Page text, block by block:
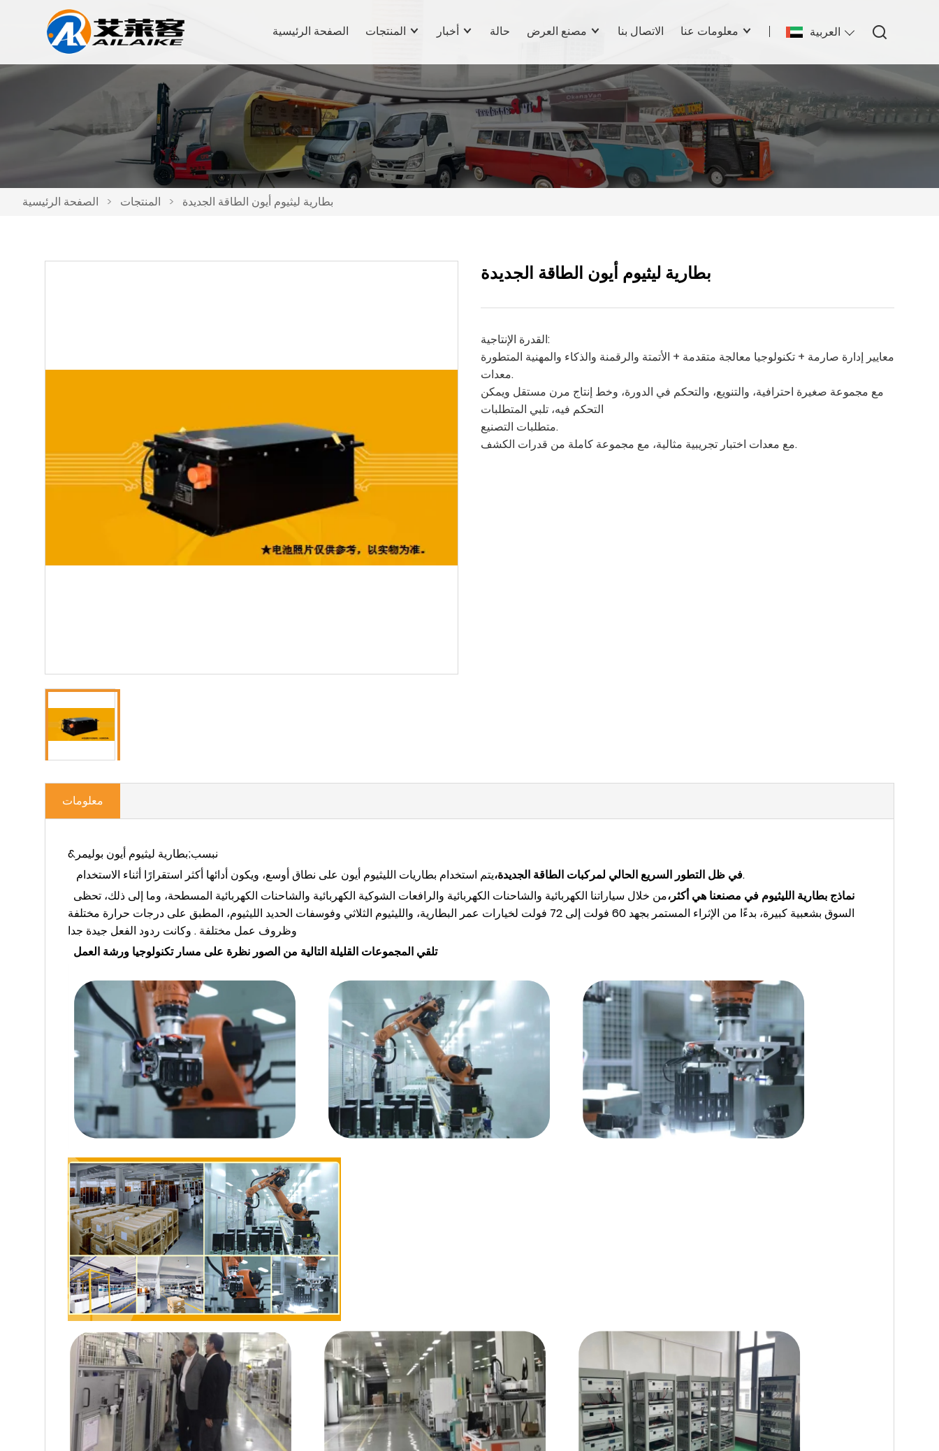
العربية الصفحة الرئيسية المنتجات أخبار حالة مصنع العرض الاتصال بنا معلومات عنا
الصفحة الرئيسية > المنتجات > بطارية ليثيوم أيون الطاقة الجديدة
بطارية ليثيوم أيون الطاقة الجديدة
القدرة الإنتاجية:
معايير إدارة صارمة + تكنولوجيا معالجة متقدمة + الأتمتة والرقمنة والذكاء والمهنية المتطورة
معدات.
مع مجموعة صغيرة احترافية، والتنويع، والتحكم في الدورة، وخط إنتاج مرن مستقل ويمكن
التحكم فيه، تلبي المتطلبات
متطلبات التصنيع.
مع معدات اختبار تجريبية مثالية، مع مجموعة كاملة من قدرات الكشف.
معلومات
&نبسب;بطارية ليثيوم أيون بوليمر
في ظل التطور السريع الحالي لمركبات الطاقة الجديدة،يتم استخدام بطاريات الليثيوم أيون على نطاق أوسع، ويكون أدائها أكثر استقرارًا أثناء الاستخدام.
نماذج بطارية الليثيوم في مصنعنا هي أكثر،من خلال سياراتنا الكهربائية والشاحنات الكهربائية والرافعات الشوكية الكهربائية والشاحنات الكهربائية المسطحة، وما إلى ذلك، تحظى
السوق بشعبية كبيرة، بدءًا من الإثراء المستمر بجهد 60 فولت إلى 72 فولت لخيارات عمر البطارية، والليثيوم الثلاثي وفوسفات الحديد الليثيوم، المطبق على درجات حرارة مختلفة
وظروف عمل مختلفة . وكانت ردود الفعل جيدة جدا
تلقي المجموعات القليلة التالية من الصور نظرة على مسار تكنولوجيا ورشة العمل